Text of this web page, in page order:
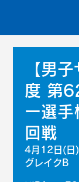
【男
度 第
ー選手
回戦
4月12日(日)
グレイクB